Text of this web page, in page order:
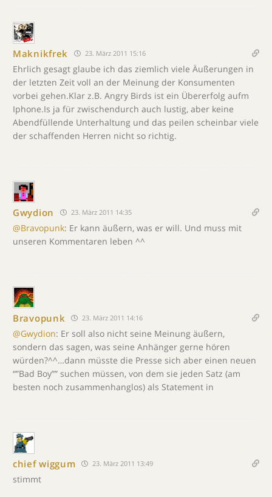
Maknikfrek 23. März 2011 15:16
Ehrlich gesagt glaube ich das ziemlich viele Äußerungen in
der letzten Zeit voll an der Meinung der Konsumenten
vorbei gehen.Klar z.B. Angry Birds ist ein Übererfolg aufm
Iphone.Is ja für zwischendurch auch lustig, aber keine
Abendfüllende Unterhaltung und das peilen scheinbar viele
der schaffenden Herren nicht so richtig.
Gwydion 23. März 2011 14:35
@Bravopunk: Er kann äußern, was er will. Und muss mit
unseren Kommentaren leben ^^
Bravopunk 23. März 2011 14:16
@Gwydion: Er soll also nicht seine Meinung äußern,
sondern das sagen, was seine Anhänger gerne hören
würden?^^…dann müsste die Presse sich aber einen neuen
“”Bad Boy”” suchen müssen, von dem sie jeden Satz (am
besten noch zusammenhanglos) als Statement in
chief wiggum 23. März 2011 13:49
stimmt